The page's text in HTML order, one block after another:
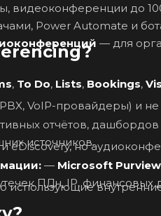
— для
, To Do, Lists, Bookings,
отчётов, дашбордов
внешних источников.
— Microsoft Purview
ПДн, IP, финансовых
VoIP-провайдеры) и не
eDiscovery, но
использующие